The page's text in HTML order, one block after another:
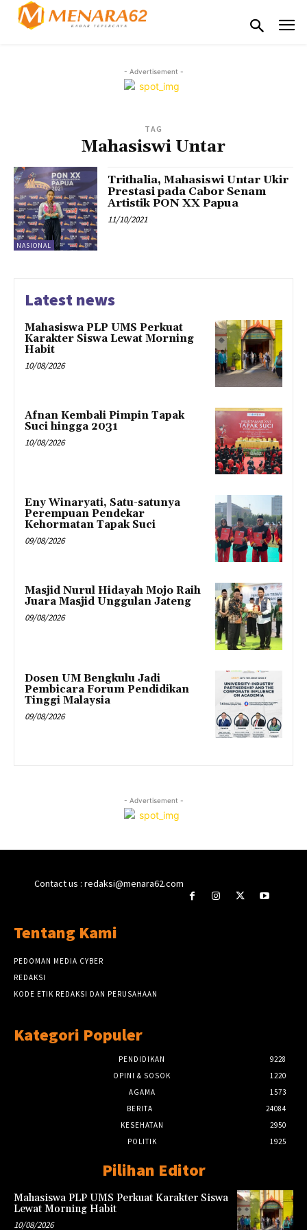
- Advertisement -
TAG
Mahasiswi Untar
NASIONAL
Trithalia, Mahasiswi Untar Ukir
Prestasi pada Cabor Senam
Artistik PON XX Papua
11/10/2021
Latest news
Mahasiswa PLP UMS Perkuat
Karakter Siswa Lewat Morning
Habit
10/08/2026
Afnan Kembali Pimpin Tapak
Suci hingga 2031
10/08/2026
Eny Winaryati, Satu-satunya
Perempuan Pendekar
Kehormatan Tapak Suci
09/08/2026
Masjid Nurul Hidayah Mojo Raih
Juara Masjid Unggulan Jateng
09/08/2026
Dosen UM Bengkulu Jadi
Pembicara Forum Pendidikan
Tinggi Malaysia
09/08/2026
- Advertisement -
Contact us : redaksi@menara62.com
Tentang Kami
PEDOMAN MEDIA CYBER
REDAKSI
KODE ETIK REDAKSI DAN PERUSAHAAN
Kategori Populer
PENDIDIKAN
9228
OPINI & SOSOK
1220
AGAMA
1573
BERITA
24084
KESEHATAN
2950
POLITIK
1925
Pilihan Editor
Mahasiswa PLP UMS Perkuat Karakter Siswa
Lewat Morning Habit
10/08/2026